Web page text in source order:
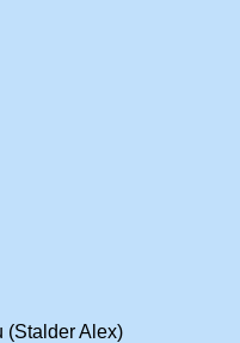
(Stalder Alex)